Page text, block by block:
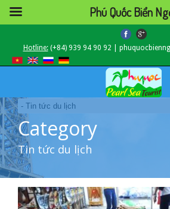
Hotline:(+84) 939 94 90 92 |
Category
Tin tức du lịch
Phú Quốc Biển